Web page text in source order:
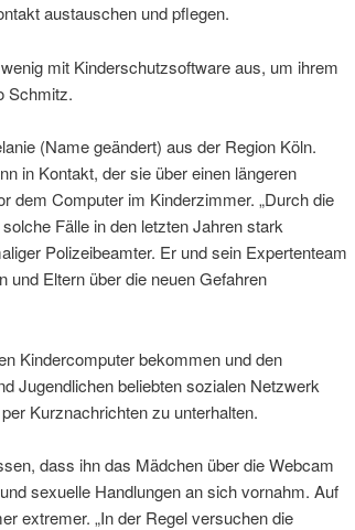
austauschen und pflegen.
mit Kinderschutzsoftware aus, um ihrem
Schmitz.
(Name geändert) aus der Region Köln.
in Kontakt, der sie über einen längeren
dem Computer im Kinderzimmer. „Durch die
Fälle in den letzten Jahren stark
Polizeibeamter. Er und sein Expertenteam
und Eltern über die neuen Gefahren
Kindercomputer bekommen und den
Jugendlichen beliebten sozialen Netzwerk
Kurznachrichten zu unterhalten.
dass ihn das Mädchen über die Webcam
sexuelle Handlungen an sich vornahm. Auf
extremer. „In der Regel versuchen die